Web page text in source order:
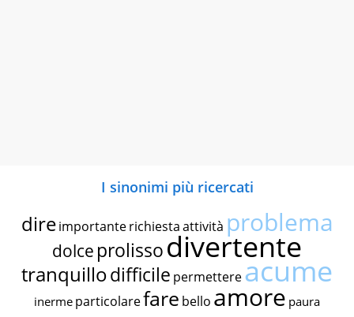
I sinonimi più ricercati
dire importante richiestaattività problema
dolce prolissodivertente
tranquillodifficile permettereacume
inerme particolarefare bello amore paura